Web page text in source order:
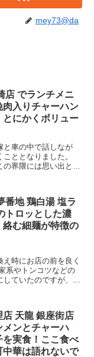
mey73@da
店 でランチメニ
肉入りチャーハン
とにかくボリュー
と車の中で話しなが
ととなりました。
の界隈には思い出と言
番地 鶏白湯 塩ラ
トロッとした濃
絡む細麺が特徴の
時にお店の前を良く
系やトンコツなどの
ていたのですが、食
店 天龍 銀座街店
ンとチャーハ
を実食！ここ食べ
華は語れないで